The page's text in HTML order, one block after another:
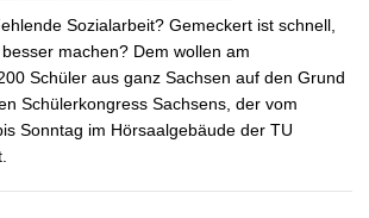
Sozialarbeit? Gemeckert ist schnell,
machen? Dem wollen am
Schüler aus ganz Sachsen auf den Grund
Schülerkongress Sachsens, der vom
Sonntag im Hörsaalgebäude der TU